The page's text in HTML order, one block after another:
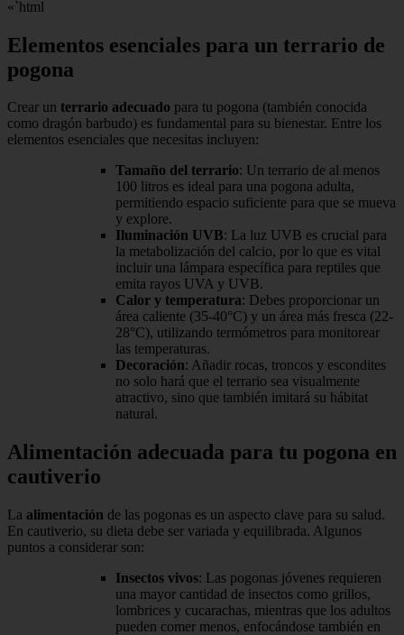
«`html
Elementos esenciales para un terrario de
pogona
Crear un terrario adecuado para tu pogona (también conocida
como dragón barbudo) es fundamental para su bienestar. Entre los
elementos esenciales que necesitas incluyen:
Tamaño del terrario: Un terrario de al menos
100 litros es ideal para una pogona adulta,
permitiendo espacio suficiente para que se mueva
y explore.
Iluminación UVB: La luz UVB es crucial para
la metabolización del calcio, por lo que es vital
incluir una lámpara específica para reptiles que
emita rayos UVA y UVB.
Calor y temperatura: Debes proporcionar un
área caliente (35-40°C) y un área más fresca (22-
28°C), utilizando termómetros para monitorear
las temperaturas.
Decoración: Añadir rocas, troncos y escondites
no solo hará que el terrario sea visualmente
atractivo, sino que también imitará su hábitat
natural.
Alimentación adecuada para tu pogona en
cautiverio
La alimentación de las pogonas es un aspecto clave para su salud.
En cautiverio, su dieta debe ser variada y equilibrada. Algunos
puntos a considerar son:
Insectos vivos: Las pogonas jóvenes requieren
una mayor cantidad de insectos como grillos,
lombrices y cucarachas, mientras que los adultos
pueden comer menos, enfocándose también en